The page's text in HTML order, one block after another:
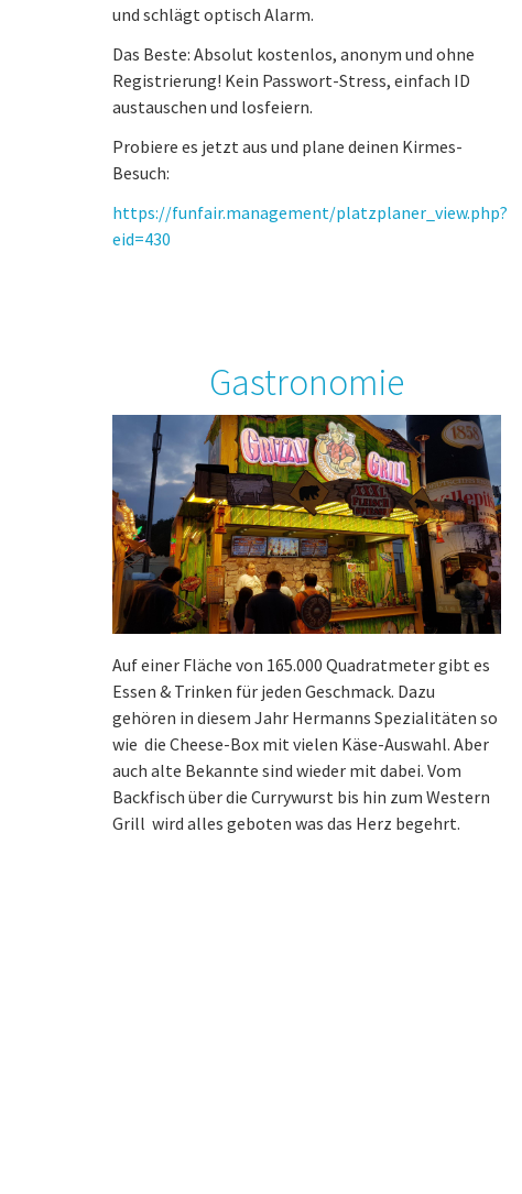
und schlägt optisch Alarm.
Das Beste: Absolut kostenlos, anonym und ohne
Registrierung! Kein Passwort-Stress, einfach ID
austauschen und losfeiern.
Probiere es jetzt aus und plane deinen Kirmes-
Besuch:
https://funfair.management/platzplaner_view.php?
eid=430
Gastronomie
Auf einer Fläche von 165.000 Quadratmeter gibt es
Essen & Trinken für jeden Geschmack. Dazu
gehören in diesem Jahr Hermanns Spezialitäten so
wie die Cheese-Box mit vielen Käse-Auswahl. Aber
auch alte Bekannte sind wieder mit dabei. Vom
Backfisch über die Currywurst bis hin zum Western
Grill wird alles geboten was das Herz begehrt.